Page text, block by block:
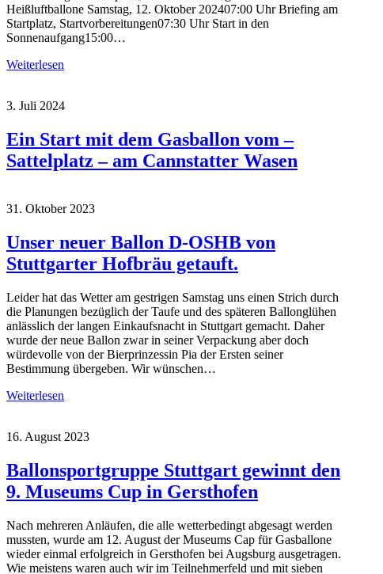
Heißluftballone Samstag, 12. Oktober 202407:00 Uhr Briefing am
Startplatz, Startvorbereitungen07:30 Uhr Start in den
Sonnenaufgang15:00…
Weiterlesen
3. Juli 2024
Ein Start mit dem Gasballon vom –
Sattelplatz – am Cannstatter Wasen
31. Oktober 2023
Unser neuer Ballon D-OSHB von
Stuttgarter Hofbräu getauft.
Leider hat das Wetter am gestrigen Samstag uns einen Strich durch
die Planungen bezüglich der Taufe und des späteren Ballonglühen
anlässlich der langen Einkaufsnacht in Stuttgart gemacht. Daher
wurde der neue Ballon zwar in seiner Verpackung aber doch
würdevolle von der Bierprinzessin Pia der Ersten seiner
Bestimmung übergeben. Wir wünschen…
Weiterlesen
16. August 2023
Ballonsportgruppe Stuttgart gewinnt den
9. Museums Cup in Gersthofen
Nach mehreren Anläufen, die alle wetterbedingt abgesagt werden
mussten, wurde am 12. August der Museums Cap für Gasballone
wieder einmal erfolgreich in Gersthofen bei Augsburg ausgetragen.
Wie meistens waren auch wir im Teilnehmerfeld und mit sieben